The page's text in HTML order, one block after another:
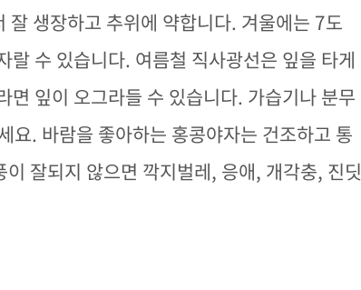
생장하고 추위에 약합니다. 겨울에는 7도
수 있습니다. 여름철 직사광선은 잎을 타게
잎이 오그라들 수 있습니다. 가습기나 분무
. 바람을 좋아하는 홍콩야자는 건조하고 통
잘되지 않으면 깍지벌레, 응애, 개각충, 진딧